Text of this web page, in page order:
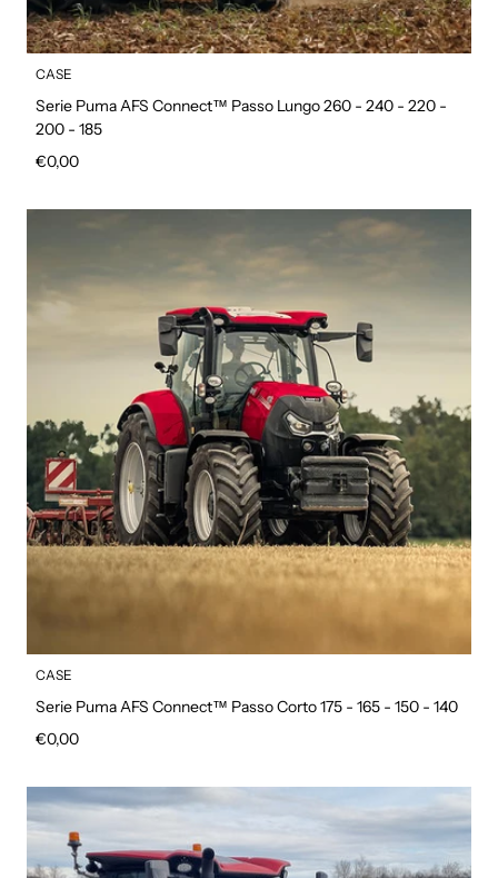
CASE
Serie Puma AFS Connect™ Passo Lungo 260 - 240 - 220 -
200 - 185
Prezzo regolare
€0,00
CASE
Serie Puma AFS Connect™ Passo Corto 175 - 165 - 150 - 140
Prezzo regolare
€0,00